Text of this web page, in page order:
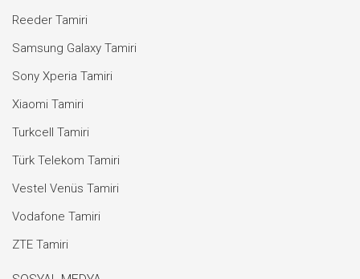
Reeder Tamiri
Samsung Galaxy Tamiri
Sony Xperia Tamiri
Xiaomi Tamiri
Turkcell Tamiri
Türk Telekom Tamiri
Vestel Venüs Tamiri
Vodafone Tamiri
ZTE Tamiri